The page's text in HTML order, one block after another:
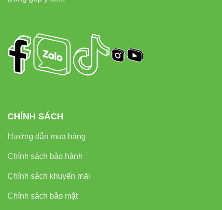
CHÍNH SÁCH
Hướng dẫn mua hàng
Chính sách bảo hành
Chính sách khuyến mãi
Chính sách bảo mật